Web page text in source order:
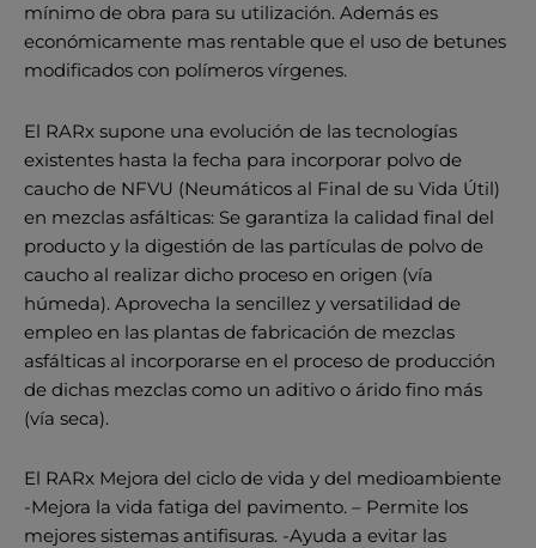
mínimo de obra para su utilización. Además es
económicamente mas rentable que el uso de betunes
modificados con polímeros vírgenes.
El RARx supone una evolución de las tecnologías
existentes hasta la fecha para incorporar polvo de
caucho de NFVU (Neumáticos al Final de su Vida Útil)
en mezclas asfálticas: Se garantiza la calidad final del
producto y la digestión de las partículas de polvo de
caucho al realizar dicho proceso en origen (vía
húmeda). Aprovecha la sencillez y versatilidad de
empleo en las plantas de fabricación de mezclas
asfálticas al incorporarse en el proceso de producción
de dichas mezclas como un aditivo o árido fino más
(vía seca).
El RARx Mejora del ciclo de vida y del medioambiente
-Mejora la vida fatiga del pavimento. – Permite los
mejores sistemas antifisuras. -Ayuda a evitar las